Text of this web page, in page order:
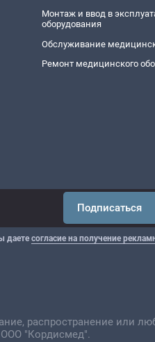
Монтаж и ввод в
оборудования
Обслуживание
Ремонт медицинского
Подписаться
даете согласие на получение
распространение или
ООО "Кордисмед".